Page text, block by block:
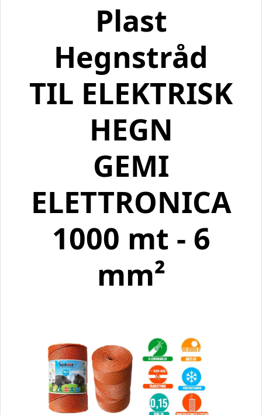
Plast
Hegnstråd
TIL ELEKTRISK
HEGN
GEMI
ELETTRONICA
1000 mt - 6
mm²